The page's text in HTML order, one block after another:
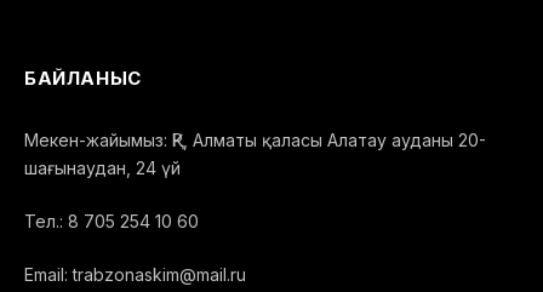
БАЙЛАНЫС
Мекен-жайымыз: ҚР, Алматы қаласы Алатау ауданы 20-
шағынаудан, 24 үй
Тел.: 8 705 254 10 60
Email: trabzonaskim@mail.ru